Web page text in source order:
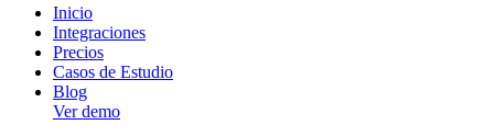
Inicio
Integraciones
Precios
Casos de Estudio
Blog
Ver demo